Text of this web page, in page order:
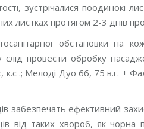
зустрічалися поодинокі
листках протягом 2-3 днів
обстановки на
слід провести обробку
к.с .; Мелоді Дуо 66, 75 в.г. +
забезпечать ефективний
від таких хвороб, як